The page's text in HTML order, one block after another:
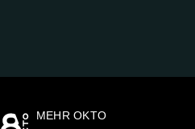
MEHR OKTO